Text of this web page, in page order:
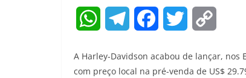
W
a
l
c
i
p
A Harley-Davidson acabou de lançar,
com preço local na pré-venda de US$